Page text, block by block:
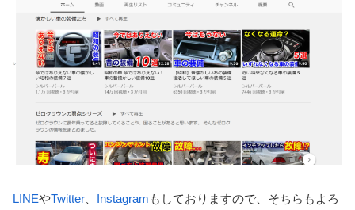
LINEやTwitter Instagram もしておりますので、そちらもよろ